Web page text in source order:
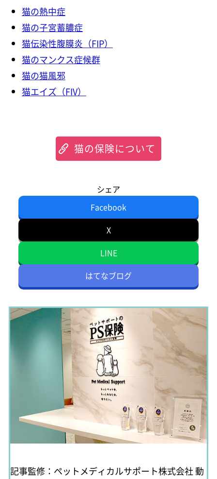
猫の熱中症
猫の子宮蓄膿症
猫伝染性腹膜炎（FIP）
猫のマンクス症候群
猫の猫風邪
猫エイズ（FIV）
猫の保険について
シェア
Facebook
X
LINE
はてなブログ
記事監修：ペットメディカルサポート株式会社動